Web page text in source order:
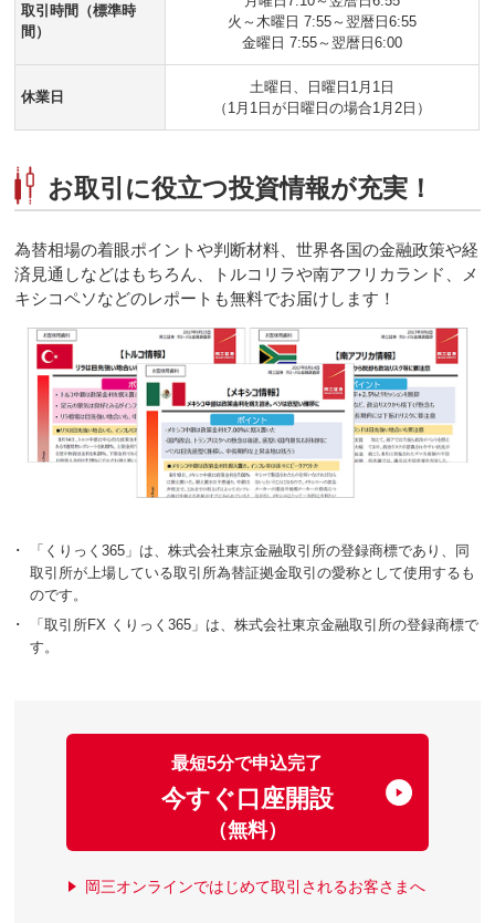
26年7月の1日平均 26年7月実績
取引時間（標準時
間）
火～木曜日 7:55～翌暦日6:55
金曜日 7:55～翌暦日6:00
休業日
土曜日、日曜日1月1日
（1月1日が日曜日の場合1月2日）
お取引に役立つ投資情報が充実！
為替相場の着眼ポイントや判断材料、世界各国の金融政策や経
済見通しなどはもちろん、トルコリラや南アフリカランド、メ
キシコペソなどのレポートも無料でお届けします！
･
「くりっく365」は、株式会社東京金融取引所の登録商標であり、同
取引所が上場している取引所為替証拠金取引の愛称として使用するも
のです。
･
「取引所FX くりっく365」は、株式会社東京金融取引所の登録商標で
す。
最短5分で申込完了
今すぐ口座開設
（無料）
岡三オンラインではじめて取引されるお客さまへ